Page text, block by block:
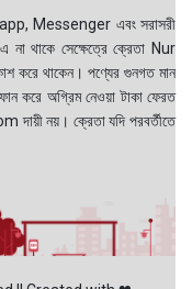
Messenger এবং সরাসরী
থাকে সেক্ষেত্রে ক্রেতা Nur
করে থাকেন। পণ্যের গুনগত মান
করে অগ্রিম নেওয়া টাকা ফেরত
দায়ী নয়। ক্রেতা যদি পরবর্তীতে